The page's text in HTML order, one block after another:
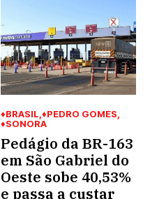
♦BRASIL ♦PEDRO GOMES
♦SONORA
Pedágio da BR-163
em São Gabriel do
Oeste sobe 40,53%
e passa a custar